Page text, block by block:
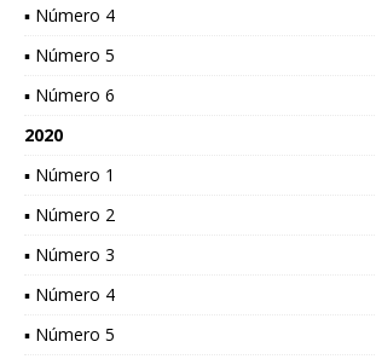
▪ Número 4
▪ Número 5
▪ Número 6
2020
▪ Número 1
▪ Número 2
▪ Número 3
▪ Número 4
▪ Número 5